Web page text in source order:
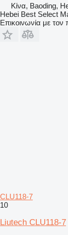
Κίνα, Baoding,
Hebei Best Select
Επικοινωνία με
CLU118-7
10
Liutech CLU118-7